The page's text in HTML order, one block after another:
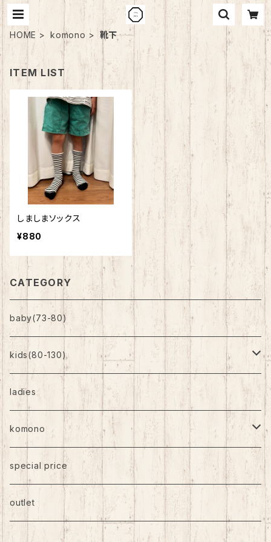
HOME komono 靴下
ITEM LIST
しましまソックス
¥880
CATEGORY
baby(73-80)
kids(80-130)
トップス
ボトムス
ワンピース
ladies
komono
帽子
靴下
バッグ
special price
outlet